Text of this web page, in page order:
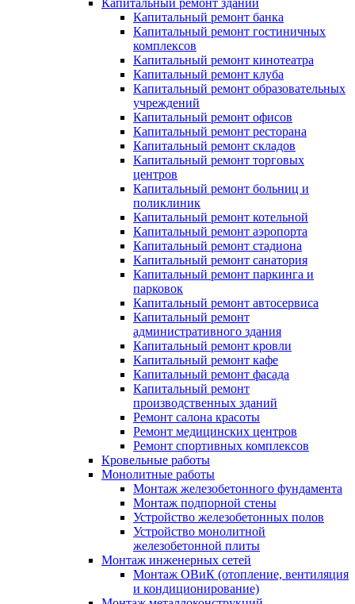
Капитальный ремонт зданий
Капитальный ремонт банка
Капитальный ремонт гостиничных
комплексов
Капитальный ремонт кинотеатра
Капитальный ремонт клуба
Капитальный ремонт образовательных
учреждений
Капитальный ремонт офисов
Капитальный ремонт ресторана
Капитальный ремонт складов
Капитальный ремонт торговых
центров
Капитальный ремонт больниц и
поликлиник
Капитальный ремонт котельной
Капитальный ремонт аэропорта
Капитальный ремонт стадиона
Капитальный ремонт санатория
Капитальный ремонт паркинга и
парковок
Капитальный ремонт автосервиса
Капитальный ремонт
административного здания
Капитальный ремонт кровли
Капитальный ремонт кафе
Капитальный ремонт фасада
Капитальный ремонт
производственных зданий
Ремонт салона красоты
Ремонт медицинских центров
Ремонт спортивных комплексов
Кровельные работы
Монолитные работы
Монтаж железобетонного фундамента
Монтаж подпорной стены
Устройство железобетонных полов
Устройство монолитной
железобетонной плиты
Монтаж инженерных сетей
Монтаж ОВиК (отопление, вентиляция
и кондиционирование)